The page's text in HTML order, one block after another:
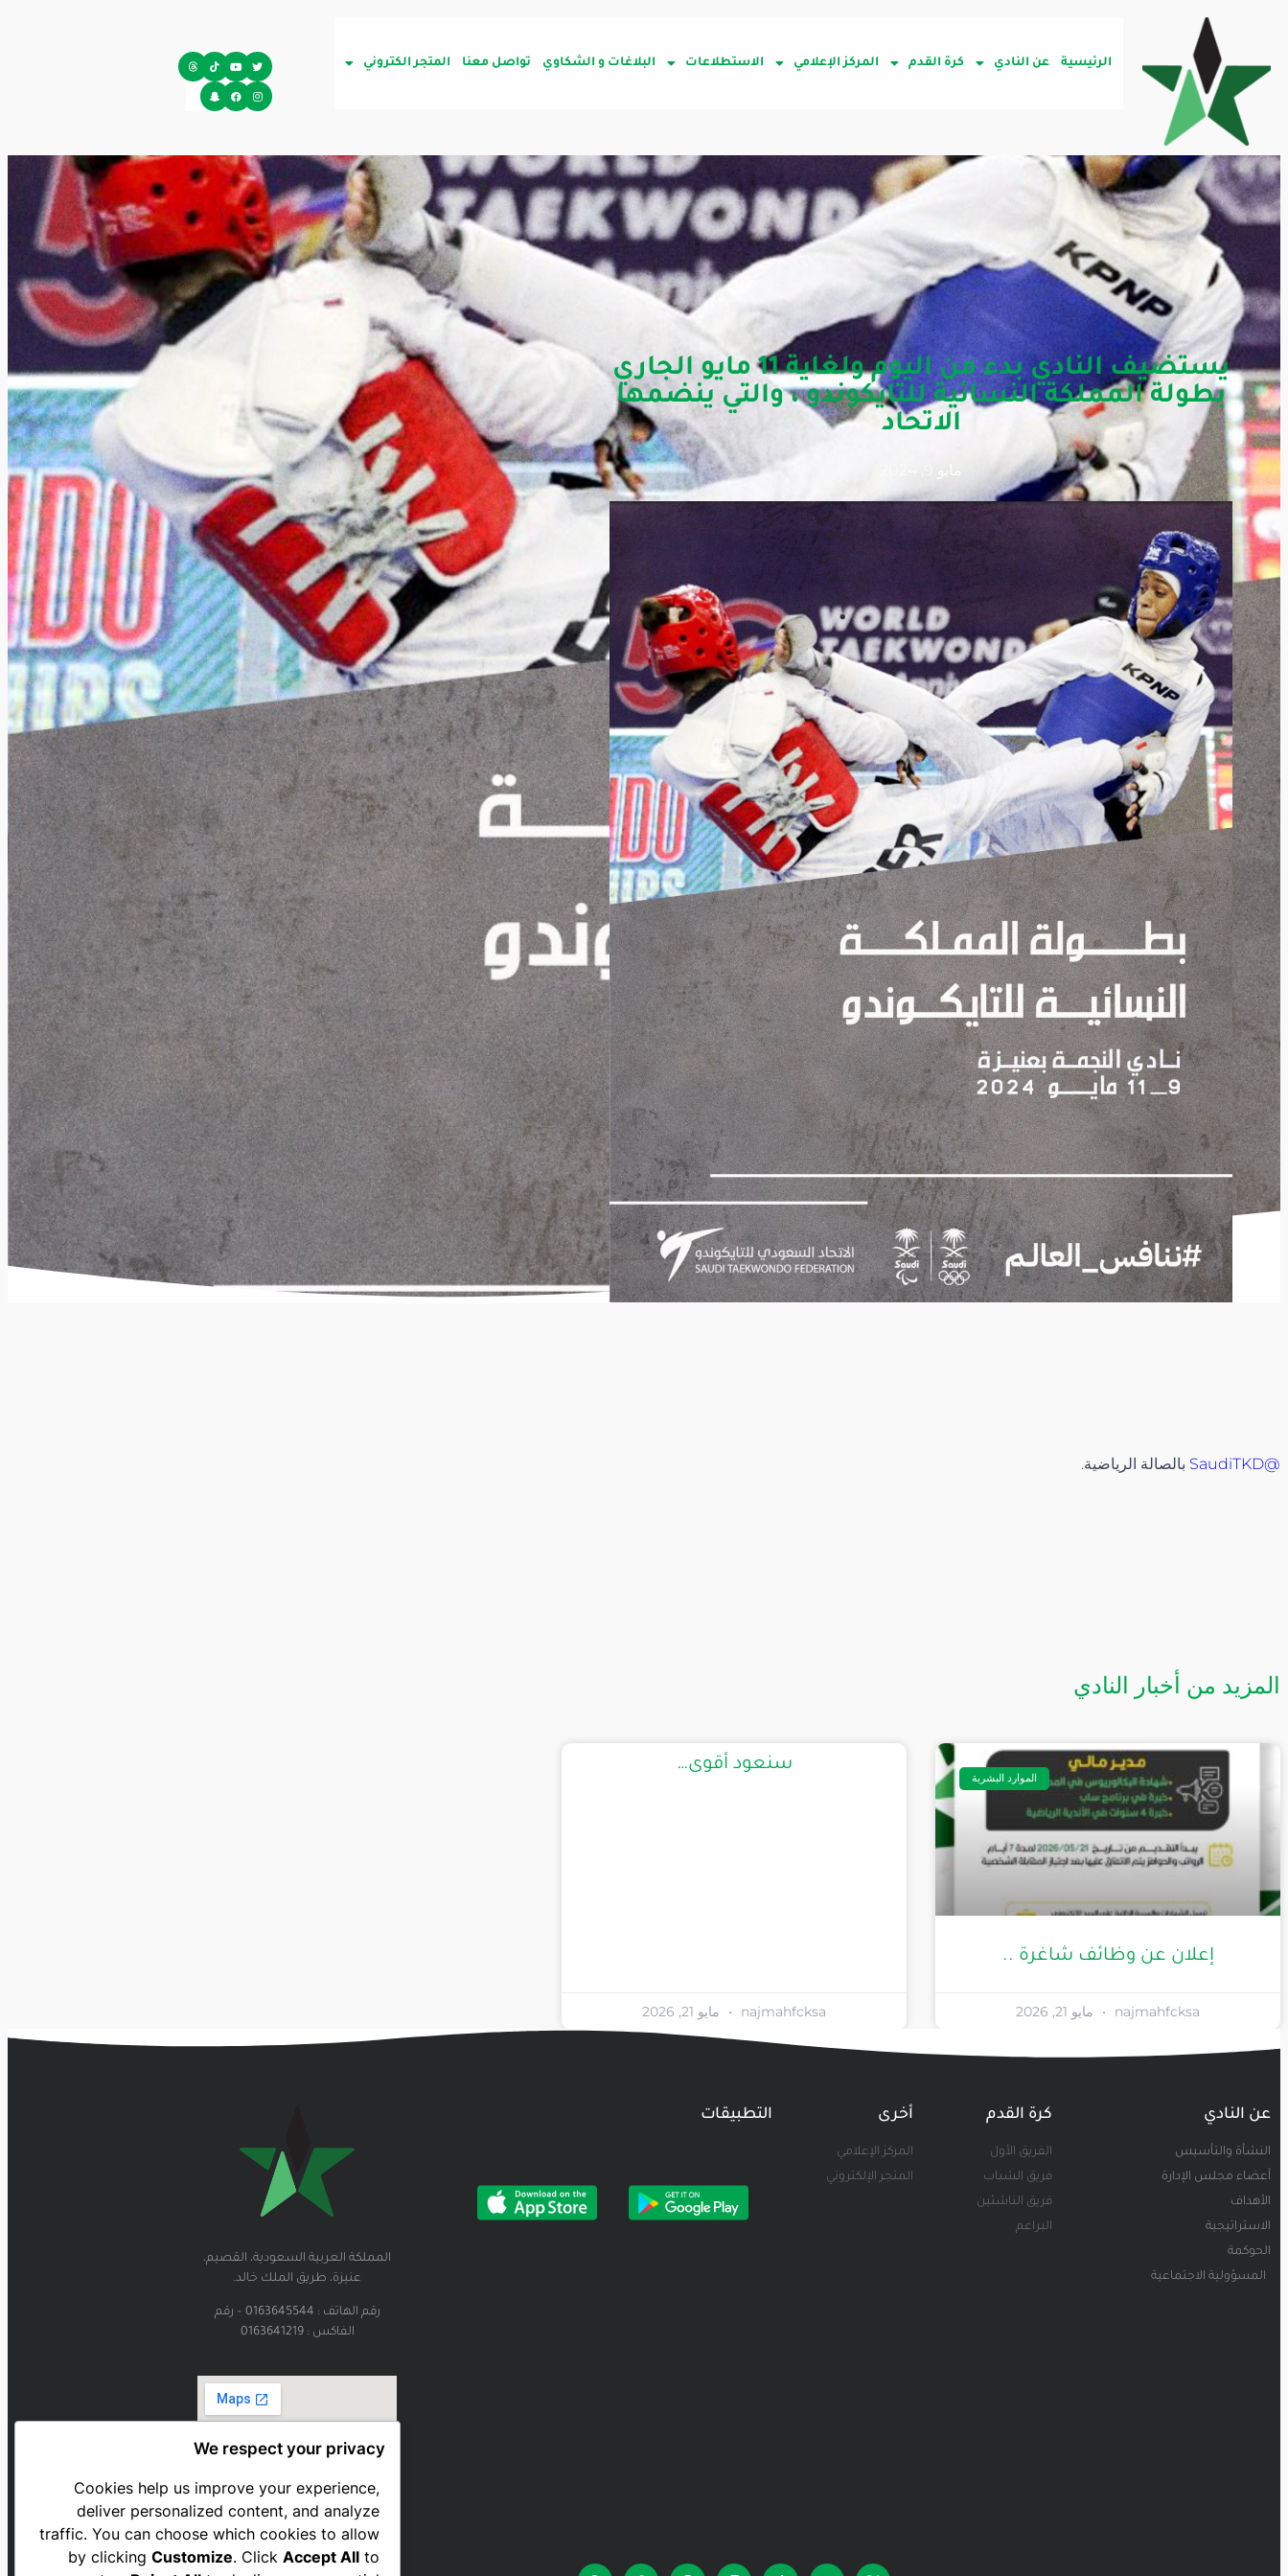
الرئيسية عن النادي كرة القدم المركز الإعلامي الاستطلاعات البلاغات و الشكاوي تواصل معنا المتجر الكتروني
يستضيف النادي بدء من اليوم ولغاية 11 مايو الجاري
بطولة المملكة النسائية للتايكوندو ، والتي ينضمها
الاتحاد
مايو 9, 2024
@SaudiTKD بالصالة الرياضية.
المزيد من أخبار النادي
الموارد البشرية
إعلان عن وظائف شاغرة ..
najmahfcksa مايو 21, 2026
سنعود أقوى…
najmahfcksa مايو 21, 2026
عن النادي
النشأة والتأسيس
أعضاء مجلس الإدارة
الأهداف
الاستراتيجية
الحوكمة
المسؤولية الاجتماعية
كرة القدم
الفريق الأول
فريق الشباب
فريق الناشئين
البراعم
أخرى
المركز الإعلامي
المتجر الإلكتروني
التطبيقات
المملكة العربية السعودية، القصيم،
عنيزة، طريق الملك خالد.
رقم الهاتف : 0163645544 – رقم
الفاكس : 0163641219
We respect your privacy
Cookies help us improve your experience,
deliver personalized content, and analyze
traffic. You can choose which cookies to allow
by clickingCustomize. ClickAccept All to